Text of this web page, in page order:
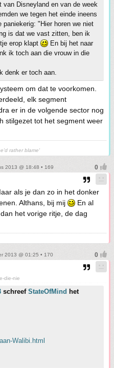
van Disneyland en van de week
we tegen het einde ineens
"Hier horen we niet
is dat we vast zitten, ben ik
erop klapt
En bij het naar
ik toch aan die vrouw in die
denk er toch aan.
om dat te voorkomen.
elk segment
er in de volgende sector nog
stilgezet tot het segment weer
rather blame'
2013 @ 18:48 • 169
als je dan zo in het donker
Althans, bij mij
En al
het vorige ritje, de dag
2013 @ 01:25 • 170
die-nie
schreef StateOfMind het
Walibi.html